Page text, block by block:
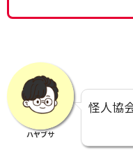
ハヤブサ
怪人協